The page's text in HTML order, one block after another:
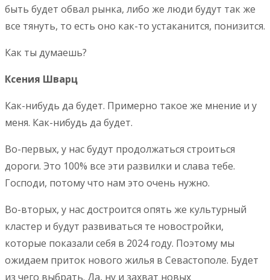
быть будет обвал рынка, либо же люди будут так же
все тянуть, то есть оно как-то устаканится, понизится.
Как ты думаешь?
Ксения Шварц
Как-нибудь да будет. Примерно такое же мнение и у
меня. Как-нибудь да будет.
Во-первых, у нас будут продолжаться строиться
дороги. Это 100% все эти развилки и слава тебе.
Господи, потому что нам это очень нужно.
Во-вторых, у нас достроится опять же культурный
кластер и будут развиваться те новостройки,
которые показали себя в 2024 году. Поэтому мы
ожидаем приток нового жилья в Севастополе. Будет
из чего выбрать. Да, ну и захват новых